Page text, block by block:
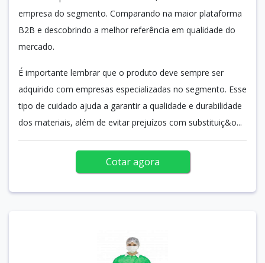
empresa do segmento. Comparando na maior plataforma
B2B e descobrindo a melhor referência em qualidade do
mercado.
É importante lembrar que o produto deve sempre ser
adquirido com empresas especializadas no segmento. Esse
tipo de cuidado ajuda a garantir a qualidade e durabilidade
dos materiais, além de evitar prejuízos com substituiç&o...
Cotar agora